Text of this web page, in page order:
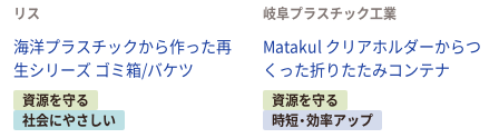
リス
海洋プラスチックから作った再
生シリーズ ゴミ箱/バケツ
資源を守る
社会にやさしい
岐阜プラスチック工業
Matakul クリアホルダーからつ
くった折りたたみコンテナ
資源を守る
時短・効率アップ